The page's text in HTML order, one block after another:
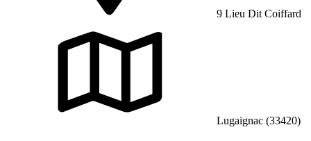
9 Lieu Dit Coiffard
Lugaignac (33420)